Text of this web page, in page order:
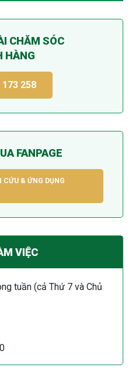
CHĂM SÓC
HÀNG
173 258
FANPAGE
CỨU & ỨNG DỤNG
VIỆC
tuần (cả Thứ 7 và Chủ